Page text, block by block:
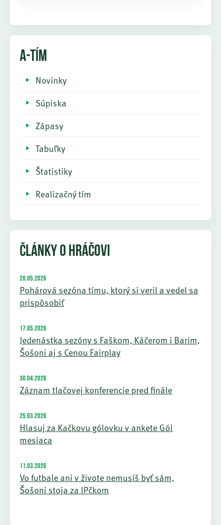
A-TÍM
Novinky
Súpiska
Zápasy
Tabuľky
Štatistiky
Realizačný tím
ČLÁNKY O HRÁČOVI
20.05.2026
Pohárová sezóna tímu, ktorý si veril a vedel sa
prispôsobiť
17.05.2026
Jedenástka sezóny s Faškom, Káčerom i Barim,
Šošoni aj s Cenou Fairplay
30.04.2026
Záznam tlačovej konferencie pred finále
25.03.2026
Hlasuj za Kačkovu gólovku v ankete Gól
mesiaca
11.03.2026
Vo futbale ani v živote nemusíš byť sám,
Šošoni stoja za IPčkom